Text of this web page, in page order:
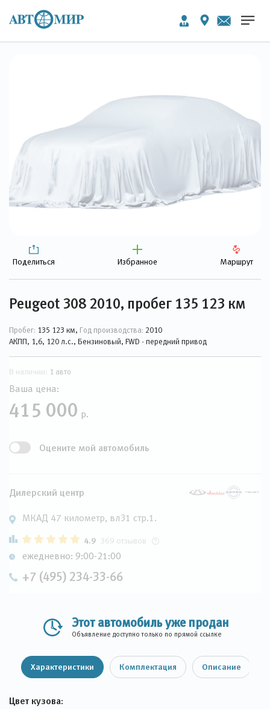
Поделиться Избранное Маршрут
Peugeot 308 2010, пробег 135 123 км
Пробег: 135 123 км, Год производства: 2010
АКПП, 1,6, 120 л.с., Бензиновый, FWD - передний привод
В наличии: 1 авто
Ваша цена:
415 000 р.
Оцените мой автомобиль
Дилерский центр
МКАД 47 километр, вл31 стр.1.
4.9 369 отзывов
ежедневно: 9:00-21:00
+7 (495) 234-33-66
Этот автомобиль уже продан
Объявление доступно только по прямой ссылке
Характеристики Комплектация Описание
Цвет кузова: